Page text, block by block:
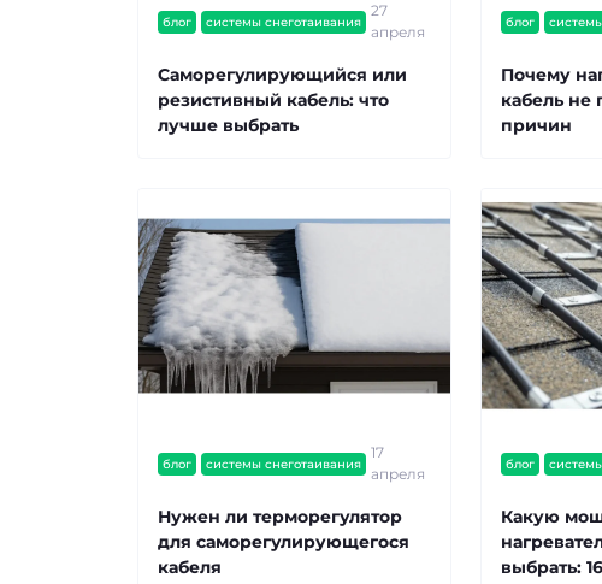
блог системы снеготаивания
27
апреля
Саморегулирующийся или
резистивный кабель: что
лучше выбрать
блог
Почему
кабель не
причин
блог системы снеготаивания
17
апреля
Нужен ли терморегулятор
для саморегулирующегося
кабеля
блог
Какую
выбрать: